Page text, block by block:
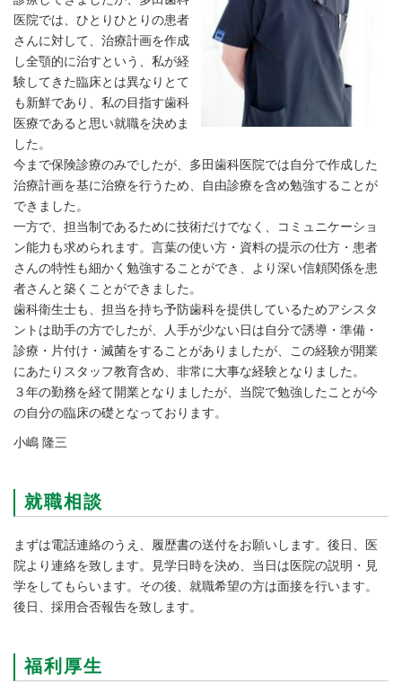
医院では、ひとりひとりの患者
さんに対して、治療計画を作成
し全顎的に治すという、私が経
験してきた臨床とは異なりとて
も新鮮であり、私の目指す歯科
医療であると思い就職を決めま
した。
今まで保険診療のみでしたが、多田歯科医院では自分で作成した
治療計画を基に治療を行うため、自由診療を含め勉強することが
できました。
一方で、担当制であるために技術だけでなく、コミュニケーショ
ン能力も求められます。言葉の使い方・資料の提示の仕方・患者
さんの特性も細かく勉強することができ、より深い信頼関係を患
者さんと築くことができました。
歯科衛生士も、担当を持ち予防歯科を提供しているためアシスタ
ントは助手の方でしたが、人手が少ない日は自分で誘導・準備・
診療・片付け・滅菌をすることがありましたが、この経験が開業
にあたりスタッフ教育含め、非常に大事な経験となりました。
３年の勤務を経て開業となりましたが、当院で勉強したことが今
の自分の臨床の礎となっております。
小嶋 隆三
就職相談
まずは電話連絡のうえ、履歴書の送付をお願いします。後日、医
院より連絡を致します。見学日時を決め、当日は医院の説明・見
学をしてもらいます。その後、就職希望の方は面接を行います。
後日、採用合否報告を致します。
福利厚生